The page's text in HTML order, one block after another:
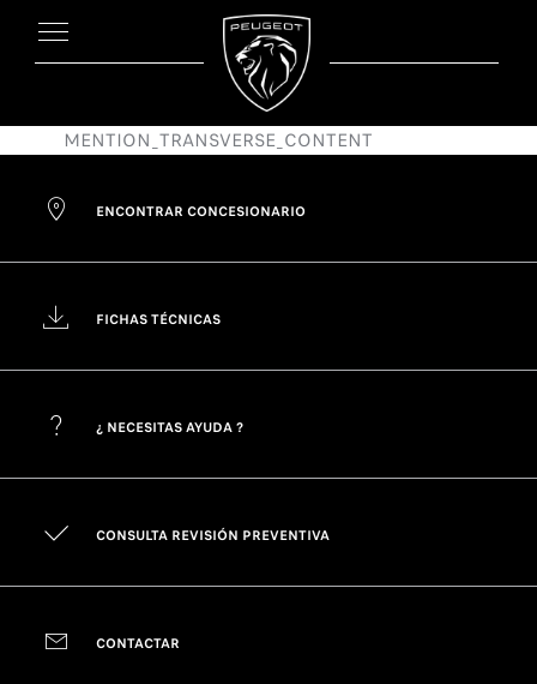
MENTION_TRANSVERSE_CONTENT
ENCONTRAR CONCESIONARIO
FICHAS TÉCNICAS
¿ NECESITAS AYUDA ?
CONSULTA REVISIÓN PREVENTIVA
CONTACTAR